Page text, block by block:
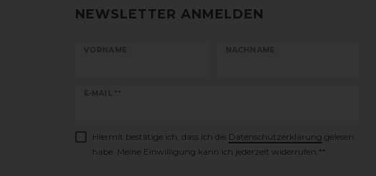
NEWSLETTER ANMELDEN
VORNAME NACHNAME
E-MAIL **
Newsletter
Hiermit bestätige ich, dass ich die Daten­schutz­erklärung gelesen
habe. Meine Einwilligung kann ich jederzeit widerrufen.**